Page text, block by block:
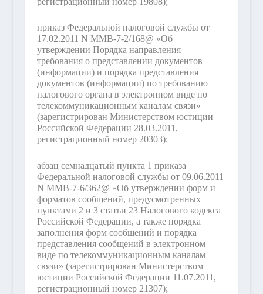
приказ Федеральной налоговой службы от
17.02.2011 N ММВ-7-2/168@ «Об
утверждении Порядка направления
требования о представлении документов
(информации) и порядка представления
документов (информации) по требованию
налогового органа в электронном виде по
телекоммуникационным каналам связи»
(зарегистрирован Министерством юстиции
Российской Федерации 28.03.2011,
регистрационный номер 20303);
абзац семнадцатый пункта 1 приказа
Федеральной налоговой службы от 09.06.2011
N ММВ-7-6/362@ «Об утверждении форм и
форматов сообщений, предусмотренных
пунктами 2 и 3 статьи 23 Налогового кодекса
Российской Федерации, а также порядка
заполнения форм сообщений и порядка
представления сообщений в электронном
виде по телекоммуникационным каналам
связи» (зарегистрирован Министерством
юстиции Российской Федерации 11.07.2011,
регистрационный номер 21307);